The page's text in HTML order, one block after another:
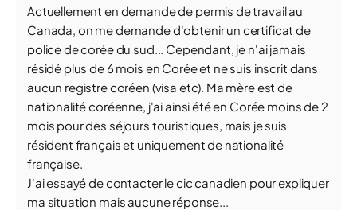
Actuellement en demande de permis de travail au
Canada, on me demande d'obtenir un certificat de
police de corée du sud... Cependant, je n'ai jamais
résidé plus de 6 mois en Corée et ne suis inscrit dans
aucun registre coréen (visa etc). Ma mère est de
nationalité coréenne, j'ai ainsi été en Corée moins de 2
mois pour des séjours touristiques, mais je suis
résident français et uniquement de nationalité
française.
J'ai essayé de contacter le cic canadien pour expliquer
ma situation mais aucune réponse...